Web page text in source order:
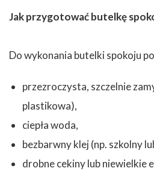
Jak przygotować butelkę
Do wykonania butelki spokoju
przezroczysta, szczelnie
plastikowa),
ciepła woda,
bezbarwny klej (np. szkolny
drobne cekiny lub niewielkie